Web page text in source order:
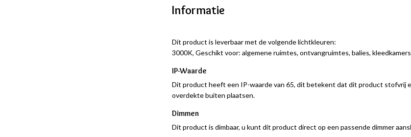
Informatie
Dit product is leverbaar met de volgende lichtkleuren:
3000K, Geschikt voor: algemene ruimtes, ontvangruimtes, balies,
IP-Waarde
Dit product heeft een IP-waarde van 65, dit betekent dat dit product stofvrij
overdekte buiten plaatsen.
Dimmen
Dit product is dimbaar, u kunt dit product direct op een passende dimmer